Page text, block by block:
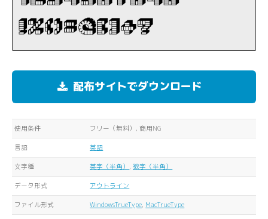
配布サイトでダウンロード
使用条件 フリー（無料）, 商用NG
言語 英語
文字種 英字（半角） , 数字（半角）
データ形式 アウトライン
ファイル形式 WindowsTrueType, MacTrueType